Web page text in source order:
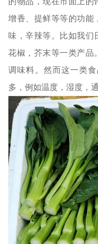
增香、提鲜等等的功能
味，辛辣等。比如我们
花椒，芥末等一类产品
调味料。然而这一类
多，例如温度，湿度，